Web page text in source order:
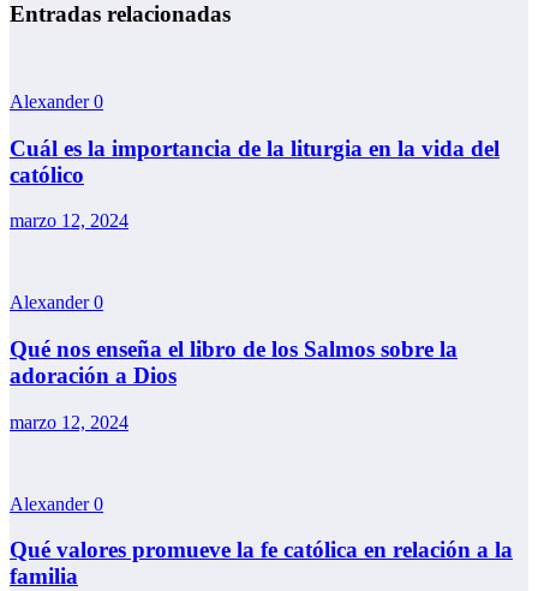
Entradas relacionadas
Alexander0
Cuál es la importancia de la liturgia en la vida del
católico
marzo 12, 2024
Alexander0
Qué nos enseña el libro de los Salmos sobre la
adoración a Dios
marzo 12, 2024
Alexander0
Qué valores promueve la fe católica en relación a la
familia